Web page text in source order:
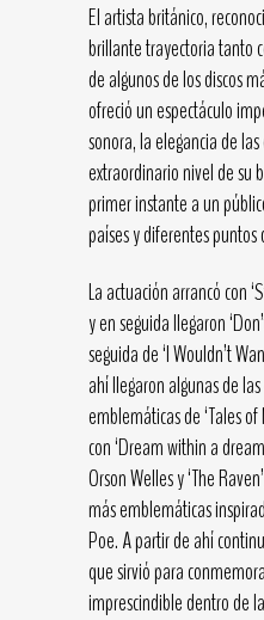
El artista británico,
brillante trayectoria tanto
de algunos de los discos
ofreció un espectáculo
sonora, la elegancia de
extraordinario nivel de su
primer instante a un
países y diferentes puntos
La actuación arrancó con
y en seguida llegaron
seguida de ‘I Wouldn’t
ahí llegaron algunas de
emblemáticas de ‘Tales
con ‘Dream within a
Orson Welles y ‘The
más emblemáticas
Poe. A partir de ahí
que sirvió para
imprescindible dentro de